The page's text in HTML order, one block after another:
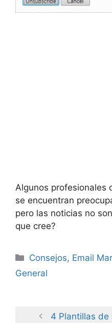
Algunos profesionales
se encuentran
pero las noticias no
que cree?
Categories
Consejos, Email
General
4 Plantillas de